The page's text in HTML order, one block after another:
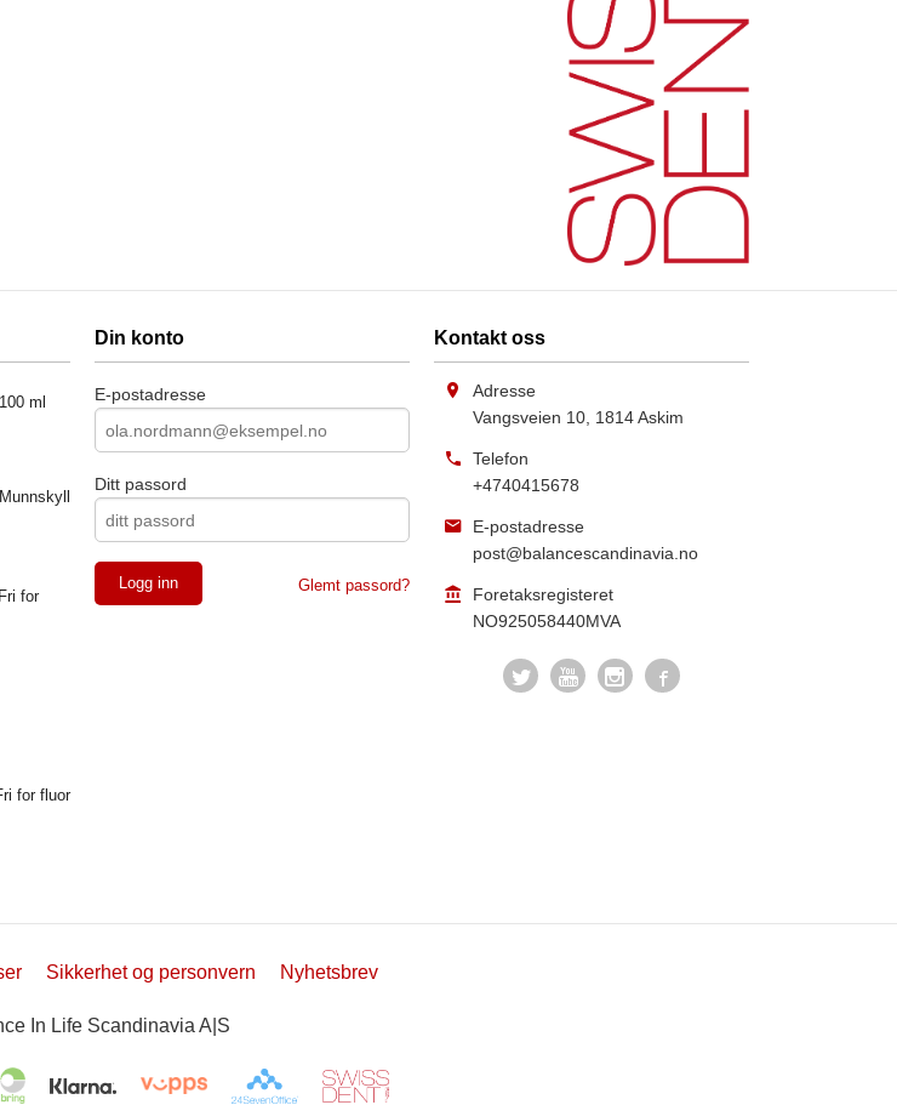
ml
for
for fluor
Din konto
E-postadresse
Ditt passord
Glemt passord?
Kontakt oss
Adresse
Vangsveien 10 1814Askim
Telefon
+4740415678
E-postadresse
post@balancescandinavia.no
Foretaksregisteret
NO925058440MVA
Sikkerhet og personvern Nyhetsbrev
In Life Scandinavia A|S